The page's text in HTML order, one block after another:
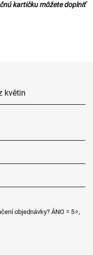
kartičku môžete doplniť
květin
objednávky? ÁNO = 5⭐,